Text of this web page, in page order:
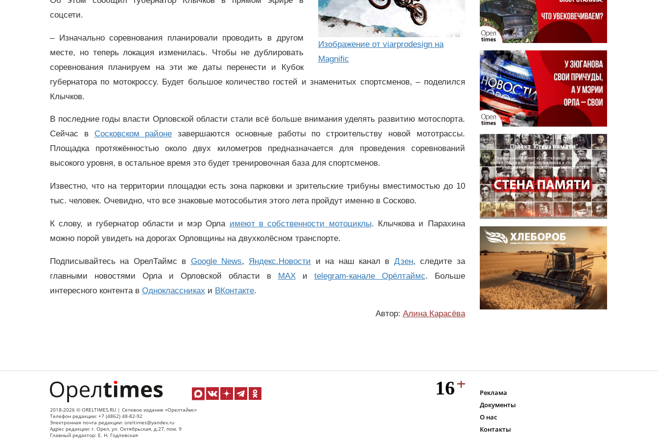
Изображение от viarprodesign на
Magnific
соцсети.
– Изначально соревнования планировали проводить в другом
месте, но теперь локация изменилась. Чтобы не дублировать
соревнования планируем на эти же даты перенести и Кубок
губернатора по мотокроссу. Будет большое количество гостей и знаменитых спортсменов, – поделился
Клычков.
В последние годы власти Орловской области стали всё больше внимания уделять развитию мотоспорта.
Сейчас в Сосковском районе завершаются основные работы по строительству новой мототрассы.
Площадка протяжённостью около двух километров предназначается для проведения соревнований
высокого уровня, в остальное время это будет тренировочная база для спортсменов.
Известно, что на территории площадки есть зона парковки и зрительские трибуны вместимостью до 10
тыс. человек. Очевидно, что все знаковые мотособытия этого лета пройдут именно в Сосково.
К слову, и губернатор области и мэр Орла имеют в собственности мотоциклы. Клычкова и Парахина
можно порой увидеть на дорогах Орловщины на двухколёсном транспорте.
Подписывайтесь на ОрелТаймс в Google News, Яндекс.Новости и на наш канал в Дзен, следите за
главными новостями Орла и Орловской области в MAXи telegram-канале Орёлтаймс. Больше
интересного контента в Одноклассниках и ВКонтакте.
Автор: Алина Карасёва
2018-2026 © ORELTIMES.RU | Сетевое издание «Орелтаймс»
Телефон редакции: +7 (4862) 48-82-92
Электронная почта редакции: oreltimes@yandex.ru
Адрес редакции: г. Орел, ул. Октябрьская, д.27, пом. 9
Главный редактор: Е. Н. Годлевская
Реклама
Документы
О нас
Контакты